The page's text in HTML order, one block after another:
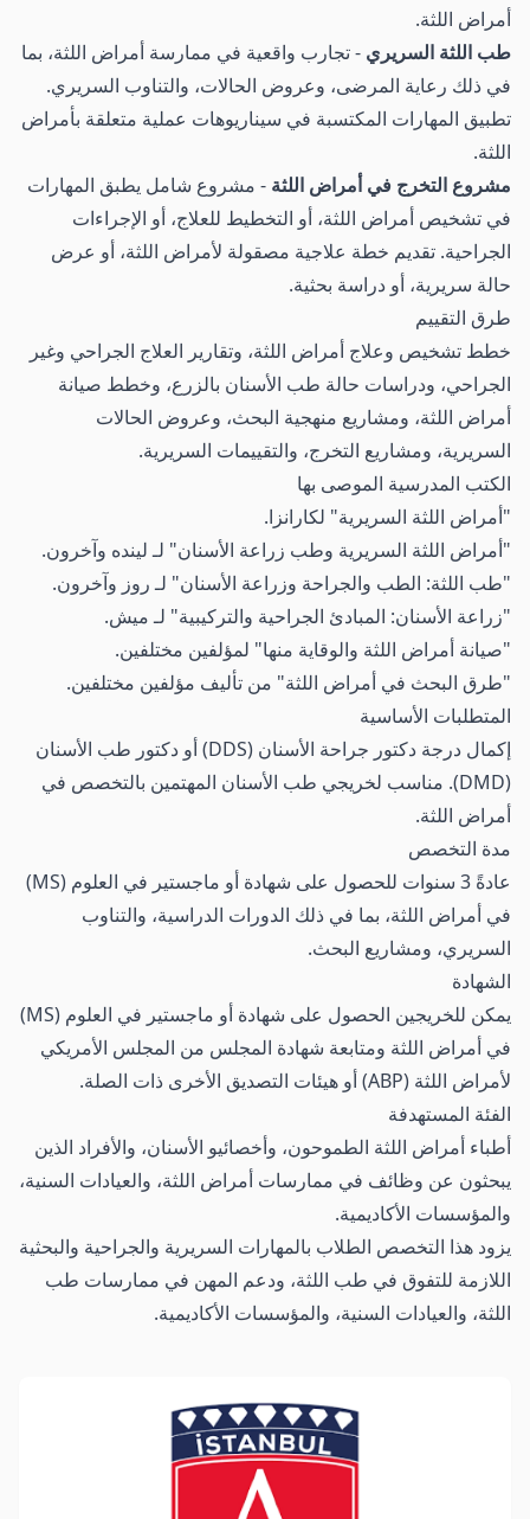
أمراض اللثة.
طب اللثة السريري - تجارب واقعية في ممارسة أمراض اللثة، بما
في ذلك رعاية المرضى، وعروض الحالات، والتناوب السريري.
تطبيق المهارات المكتسبة في سيناريوهات عملية متعلقة بأمراض
اللثة.
مشروع التخرج في أمراض اللثة - مشروع شامل يطبق المهارات
في تشخيص أمراض اللثة، أو التخطيط للعلاج، أو الإجراءات
الجراحية. تقديم خطة علاجية مصقولة لأمراض اللثة، أو عرض
حالة سريرية، أو دراسة بحثية.
طرق التقييم
خطط تشخيص وعلاج أمراض اللثة، وتقارير العلاج الجراحي وغير
الجراحي، ودراسات حالة طب الأسنان بالزرع، وخطط صيانة
أمراض اللثة، ومشاريع منهجية البحث، وعروض الحالات
السريرية، ومشاريع التخرج، والتقييمات السريرية.
الكتب المدرسية الموصى بها
"أمراض اللثة السريرية" لكارانزا.
"أمراض اللثة السريرية وطب زراعة الأسنان" لـ لينده وآخرون.
"طب اللثة: الطب والجراحة وزراعة الأسنان" لـ روز وآخرون.
"زراعة الأسنان: المبادئ الجراحية والتركيبية" لـ ميش.
"صيانة أمراض اللثة والوقاية منها" لمؤلفين مختلفين.
"طرق البحث في أمراض اللثة" من تأليف مؤلفين مختلفين.
المتطلبات الأساسية
إكمال درجة دكتور جراحة الأسنان (DDS) أو دكتور طب الأسنان
(DMD). مناسب لخريجي طب الأسنان المهتمين بالتخصص في
أمراض اللثة.
مدة التخصص
عادةً 3 سنوات للحصول على شهادة أو ماجستير في العلوم (MS)
في أمراض اللثة، بما في ذلك الدورات الدراسية، والتناوب
السريري، ومشاريع البحث.
الشهادة
يمكن للخريجين الحصول على شهادة أو ماجستير في العلوم (MS)
في أمراض اللثة ومتابعة شهادة المجلس من المجلس الأمريكي
لأمراض اللثة (ABP) أو هيئات التصديق الأخرى ذات الصلة.
الفئة المستهدفة
أطباء أمراض اللثة الطموحون، وأخصائيو الأسنان، والأفراد الذين
يبحثون عن وظائف في ممارسات أمراض اللثة، والعيادات السنية،
والمؤسسات الأكاديمية.
يزود هذا التخصص الطلاب بالمهارات السريرية والجراحية والبحثية
اللازمة للتفوق في طب اللثة، ودعم المهن في ممارسات طب
اللثة، والعيادات السنية، والمؤسسات الأكاديمية.